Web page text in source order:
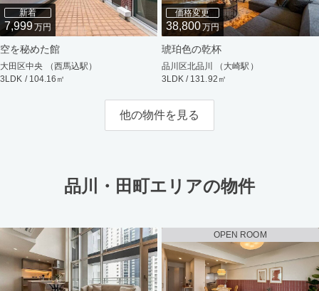
新着
7,999万円
空を秘めた館
大田区中央 （西馬込駅）
3LDK / 104.16㎡
価格変更
38,800万円
琥珀色の乾杯
品川区北品川 （大崎駅）
3LDK / 131.92㎡
他の物件を見る
品川・田町エリアの物件
OPEN ROOM